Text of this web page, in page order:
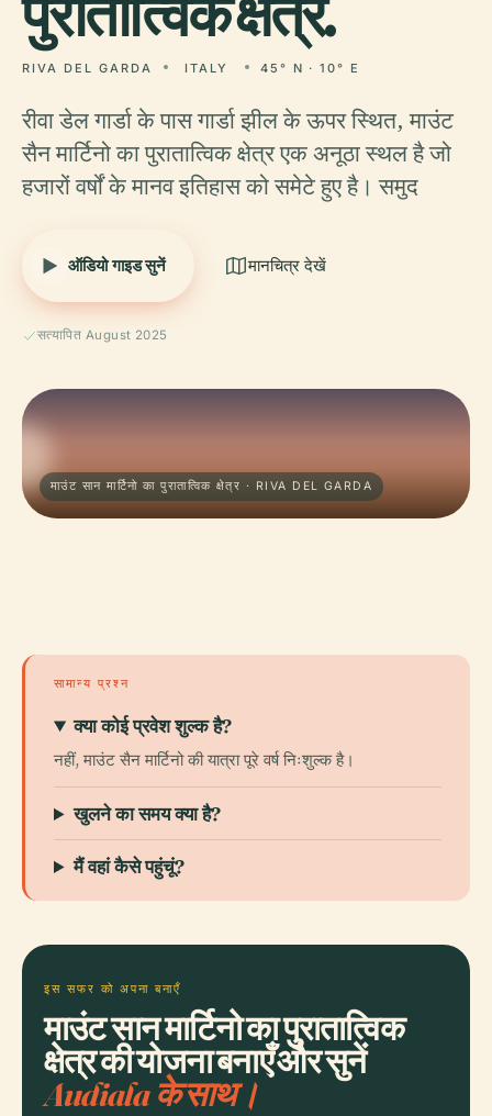
पुरातात्विक क्षेत्र.
RIVA DEL GARDA ITALY 45° N · 10° E
रीवा डेल गार्डा के पास गार्डा झील के ऊपर स्थित, माउंट
सैन मार्टिनो का पुरातात्विक क्षेत्र एक अनूठा स्थल है जो
हजारों वर्षों के मानव इतिहास को समेटे हुए है। समुद
ऑडियो गाइड सुनें मानचित्र देखें
सत्यापित August 2025
माउंट सान मार्टिनो का पुरातात्विक क्षेत्र · RIVA DEL GARDA
सामान्य प्रश्न
क्या कोई प्रवेश शुल्क है?
नहीं, माउंट सैन मार्टिनो की यात्रा पूरे वर्ष निःशुल्क है।
खुलने का समय क्या है?
मैं वहां कैसे पहुंचूं?
इस सफर को अपना बनाएँ
माउंट सान मार्टिनो का पुरातात्विक
क्षेत्र की योजना बनाएँ और सुनें
Audiala के साथ।